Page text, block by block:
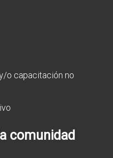
o capacitación no
comunidad